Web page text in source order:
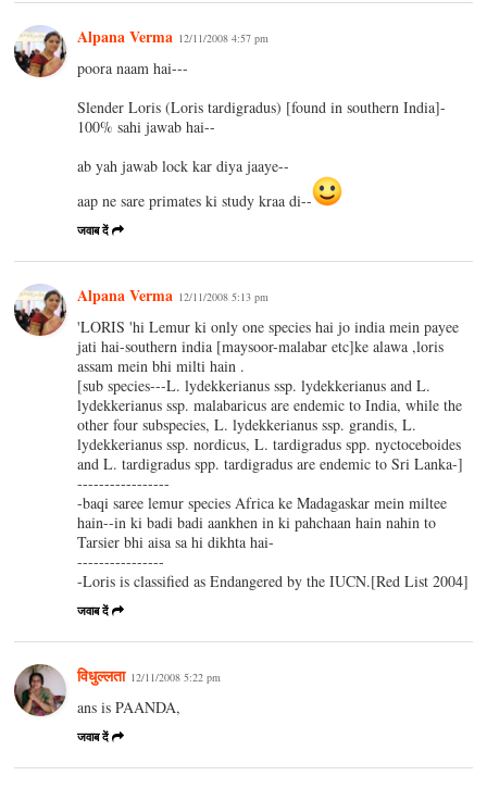
Alpana Verma 12/11/2008 4:57 pm
poora naam hai---
Slender Loris (Loris tardigradus) [found in southern India]-
100% sahi jawab hai--
ab yah jawab lock kar diya jaaye--
aap ne sare primates ki study kraa di--
जवाब दें
Alpana Verma 12/11/2008 5:13 pm
'LORIS 'hi Lemur ki only one species hai jo india mein payee
jati hai-southern india [maysoor-malabar etc]ke alawa ,loris
assam mein bhi milti hain .
[sub species---L. lydekkerianus ssp. lydekkerianus and L.
lydekkerianus ssp. malabaricus are endemic to India, while the
other four subspecies, L. lydekkerianus ssp. grandis, L.
lydekkerianus ssp. nordicus, L. tardigradus spp. nyctoceboides
and L. tardigradus spp. tardigradus are endemic to Sri Lanka-]
-----------------
-baqi saree lemur species Africa ke Madagaskar mein miltee
hain--in ki badi badi aankhen in ki pahchaan hain nahin to
Tarsier bhi aisa sa hi dikhta hai-
----------------
-Loris is classified as Endangered by the IUCN.[Red List 2004]
जवाब दें
विधुल्लता 12/11/2008 5:22 pm
ans is PAANDA,
जवाब दें